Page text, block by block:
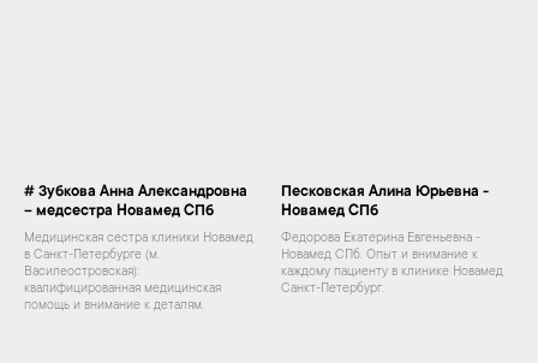
# Зубкова Анна Александровна
– медсестра Новамед СПб
Медицинская сестра клиники Новамед
в Санкт-Петербурге (м.
Василеостровская):
квалифицированная медицинская
помощь и внимание к деталям.
Песковская Алина Юрьевна -
Новамед СПб
Федорова Екатерина Евгеньевна -
Новамед СПб. Опыт и внимание к
каждому пациенту в клинике Новамед
Санкт-Петербург.